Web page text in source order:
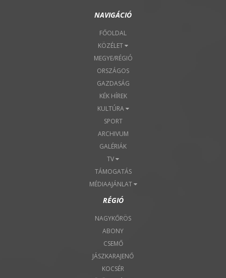
NAVIGÁCIÓ
FŐOLDAL
KÖZÉLET
MEGYE/RÉGIÓ
ORSZÁGOS
GAZDASÁG
KÉK HÍREK
KULTÚRA
SPORT
ARCHIVUM
GALÉRIÁK
TV
TÁMOGATÁS
MÉDIAAJÁNLAT
RÉGIÓ
NAGYKŐRÖS
ABONY
CSEMŐ
JÁSZKARAJENŐ
KOCSÉR